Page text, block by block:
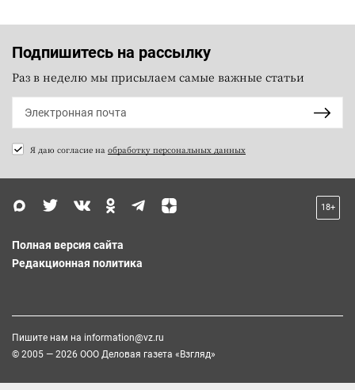
Подпишитесь на рассылку
Раз в неделю мы присылаем самые важные статьи
Я даю согласие на обработку персональных данных
18+
Полная версия сайта
Редакционная политика
Пишите нам на information@vz.ru
© 2005 — 2026 ООО Деловая газета «Взгляд»